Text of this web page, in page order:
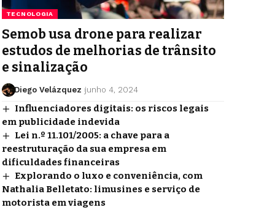
TECNOLOGIA
Semob usa drone para realizar
estudos de melhorias de trânsito
e sinalização
Diego Velázquez junho 4, 2024
Influenciadores digitais: os riscos legais
em publicidade indevida
Lei n.º 11.101/2005: a chave para a
reestruturação da sua empresa em
dificuldades financeiras
Explorando o luxo e conveniência, com
Nathalia Belletato: limusines e serviço de
motorista em viagens